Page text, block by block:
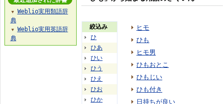
絞込み
ひ
ひあ
ひい
ひう
ひえ
ひお
ひか
ヒモ
ひも
ヒモ男
ひもおとこ
ひもじい
ひも付き
日持ちが良い
▼
Weblio実用類語辞
典
▼
Weblio実用英語辞
典